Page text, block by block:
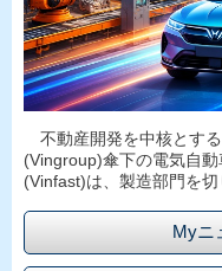
不動産開発を中核とす
(Vingroup)傘下の電気自
(Vinfast)は、製造部門を切
Myニ